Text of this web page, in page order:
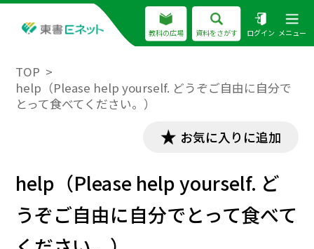
教科の広場 資料をさがす ログイン メニュー
TOP
help（Please help yourself. どうぞご自由に自分で
とって食べてください。）
お気に入りに追加
help（Please help yourself. ど
うぞご自由に自分でとって食べて